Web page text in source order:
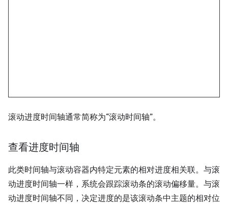
滚动进度时间轴通常简称为“滚动时间轴”。
查看进度时间轴
此类时间轴与滚动容器内特定元素的相对进度相关联。与滚
动进度时间轴一样，系统会跟踪滚动条的滚动偏移量。与滚
动进度时间轴不同，决定进度的是该滚动条中主题的相对位